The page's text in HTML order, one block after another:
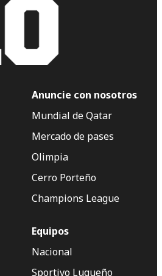
Anuncie con nosotros
Mundial de Qatar
Mercado de pases
Olimpia
Cerro Porteño
Champions League
Equipos
Nacional
Sportivo Luqueño